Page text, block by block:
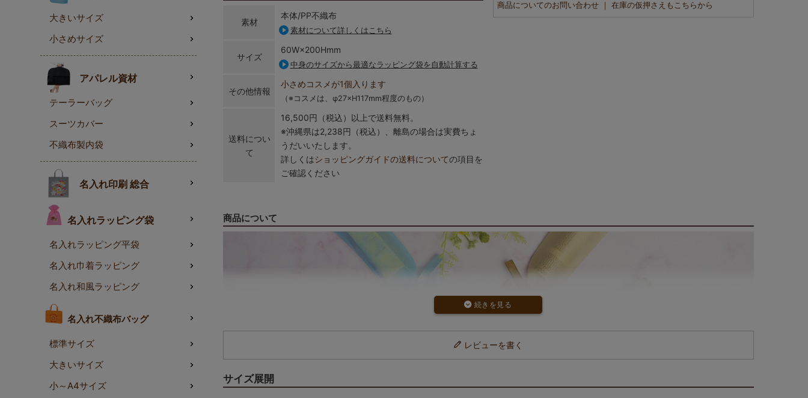
大きいサイズ
小さめサイズ
アパレル資材
テーラーバッグ
スーツカバー
不織布製内袋
名入れ印刷 総合
名入れラッピング袋
名入れラッピング平袋
名入れ巾着ラッピング
名入れ和風ラッピング
名入れ不織布バッグ
標準サイズ
大きいサイズ
小～A4サイズ
素材
本体/PP不織布
素材について詳しくはこちら
サイズ
60W×200Hmm
中身のサイズから最適なラッピング袋を自動計算する
その他情報
小さめコスメが1個入ります
（※コスメは、φ27×H117mm程度のもの）
送料につい
て
16,500円（税込）以上で送料無料。
※沖縄県は2,238円（税込）、離島の場合は実費ちょ
うだいいたします。
詳しくはショッピングガイドの送料についての項目を
ご確認ください
商品についてのお問い合わせ ｜ 在庫の仮押さえもこちらから
商品について
レビューを書く
サイズ展開